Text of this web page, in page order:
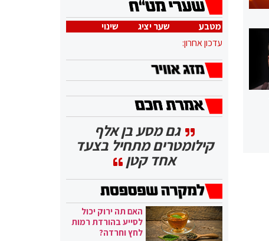
מטבע שער יציג
שינוי
עדכון אחרון:
גם מסע בן אלף
קילומטרים מתחיל בצעד
אחד קטן
האם תה ירוק יכול
לסייע בהורדת רמות
לחץ וחרדה?